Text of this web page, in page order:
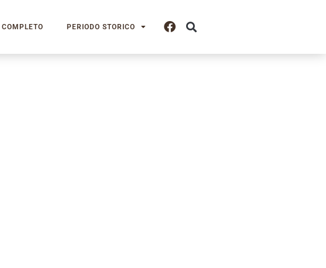
COMPLETO PERIODO STORICO